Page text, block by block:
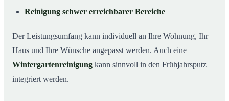
Reinigung schwer erreichbarer Bereiche
Der Leistungsumfang kann individuell an Ihre Wohnung, Ihr
Haus und Ihre Wünsche angepasst werden. Auch eine
Wintergartenreinigung kann sinnvoll in den Frühjahrsputz
integriert werden.